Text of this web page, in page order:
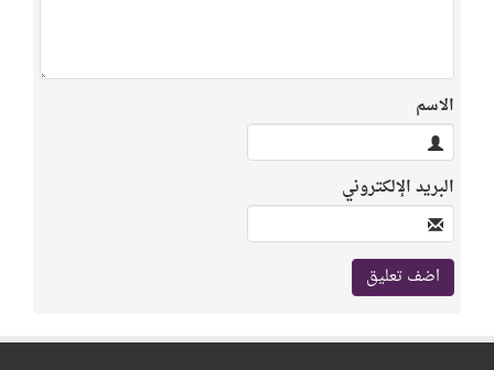
الاسم
البريد الإلكتروني